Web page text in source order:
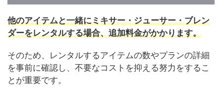
他のアイテムと一緒にミキサー・ジューサー・ブレン
ダーをレンタルする場合、追加料金がかかります。
そのため、レンタルするアイテムの数やプランの詳細
を事前に確認し、不要なコストを抑える努力をするこ
とが重要です。